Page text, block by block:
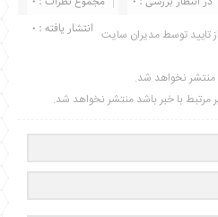
انتشار یافته : 0 تایید توسط مدیران سایت
منتشر نخواهد شد.
مرتبط با خبر باشد منتشر نخواهد شد.